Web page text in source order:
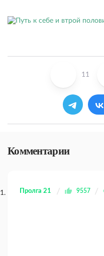
11
Комментарии
Пролга 21 9557